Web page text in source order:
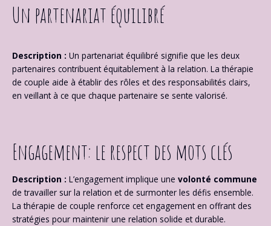
Un partenariat équilibré
Description : Un partenariat équilibré signifie que les deux
partenaires contribuent équitablement à la relation. La thérapie
de couple aide à établir des rôles et des responsabilités clairs,
en veillant à ce que chaque partenaire se sente valorisé.
Engagement: le respect des mots clés
Description : L’engagement implique une volonté commune
de travailler sur la relation et de surmonter les défis ensemble.
La thérapie de couple renforce cet engagement en offrant des
stratégies pour maintenir une relation solide et durable.